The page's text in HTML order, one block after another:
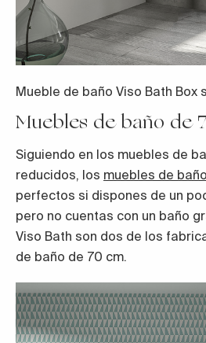
Mueble de baño Viso Bath Box
Muebles de baño de
Siguiendo en los muebles de
reducidos, los muebles de
perfectos si dispones de un
pero no cuentas con un baño
Viso Bath son dos de los
de baño de 70 cm.